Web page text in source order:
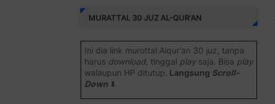
MURATTAL 30 JUZ AL-QUR'AN
Ini dia link murottal Alqur'an 30 juz, tanpa
harus download, tinggal playsaja. Bisa play
walaupun HP ditutup. Langsung Scroll-
Down⬇️